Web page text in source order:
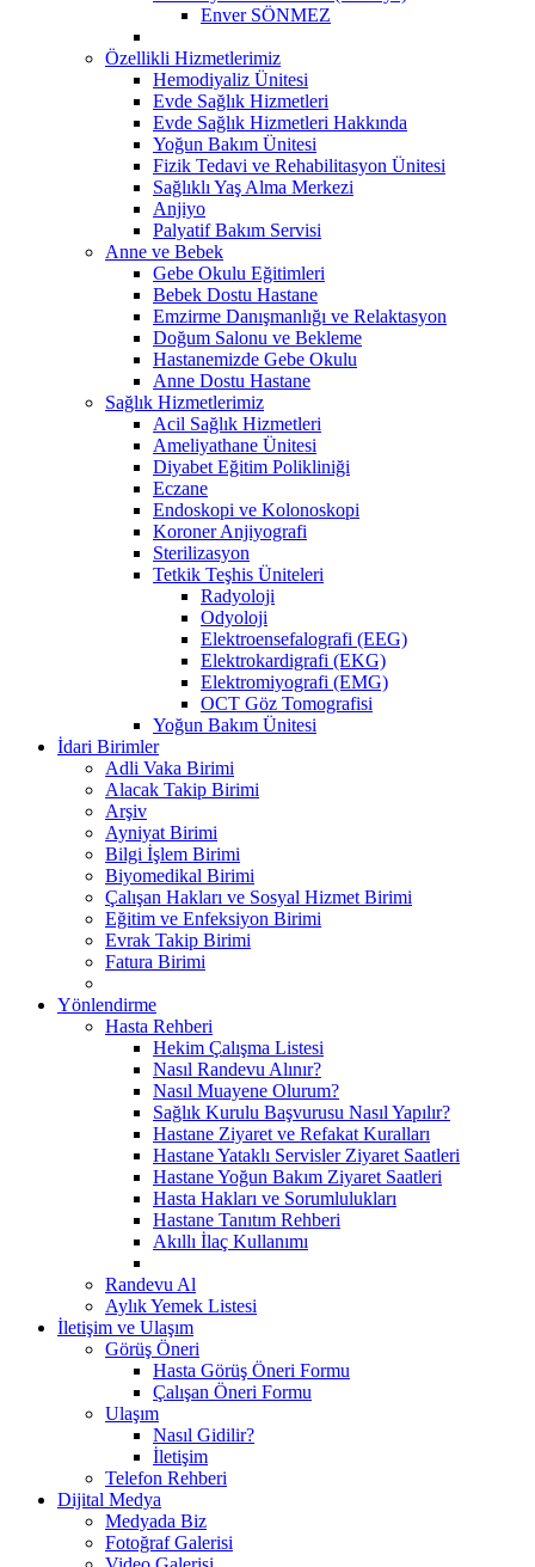
Enver SÖNMEZ
Özellikli Hizmetlerimiz
Hemodiyaliz Ünitesi
Evde Sağlık Hizmetleri
Evde Sağlık Hizmetleri Hakkında
Yoğun Bakım Ünitesi
Fizik Tedavi ve Rehabilitasyon Ünitesi
Sağlıklı Yaş Alma Merkezi
Anjiyo
Palyatif Bakım Servisi
Anne ve Bebek
Gebe Okulu Eğitimleri
Bebek Dostu Hastane
Emzirme Danışmanlığı ve Relaktasyon
Doğum Salonu ve Bekleme
Hastanemizde Gebe Okulu
Anne Dostu Hastane
Sağlık Hizmetlerimiz
Acil Sağlık Hizmetleri
Ameliyathane Ünitesi
Diyabet Eğitim Polikliniği
Eczane
Endoskopi ve Kolonoskopi
Koroner Anjiyografi
Sterilizasyon
Tetkik Teşhis Üniteleri
Radyoloji
Odyoloji
Elektroensefalografi (EEG)
Elektrokardigrafi (EKG)
Elektromiyografi (EMG)
OCT Göz Tomografisi
Yoğun Bakım Ünitesi
İdari Birimler
Adli Vaka Birimi
Alacak Takip Birimi
Arşiv
Ayniyat Birimi
Bilgi İşlem Birimi
Biyomedikal Birimi
Çalışan Hakları ve Sosyal Hizmet Birimi
Eğitim ve Enfeksiyon Birimi
Evrak Takip Birimi
Fatura Birimi
Yönlendirme
Hasta Rehberi
Hekim Çalışma Listesi
Nasıl Randevu Alınır?
Nasıl Muayene Olurum?
Sağlık Kurulu Başvurusu Nasıl Yapılır?
Hastane Ziyaret ve Refakat Kuralları
Hastane Yataklı Servisler Ziyaret Saatleri
Hastane Yoğun Bakım Ziyaret Saatleri
Hasta Hakları ve Sorumlulukları
Hastane Tanıtım Rehberi
Akıllı İlaç Kullanımı
Randevu Al
Aylık Yemek Listesi
İletişim ve Ulaşım
Görüş Öneri
Hasta Görüş Öneri Formu
Çalışan Öneri Formu
Ulaşım
Nasıl Gidilir?
İletişim
Telefon Rehberi
Dijital Medya
Medyada Biz
Fotoğraf Galerisi